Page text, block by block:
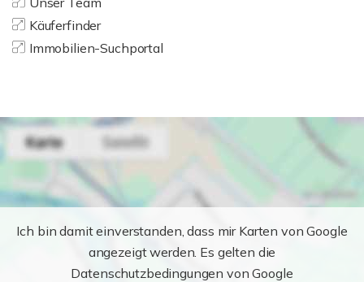
Käuferfinder
Immobilien-Suchportal
Ich bin damit einverstanden, dass mir Karten von Google
angezeigt werden. Es gelten die
Datenschutzbedingungen von Google